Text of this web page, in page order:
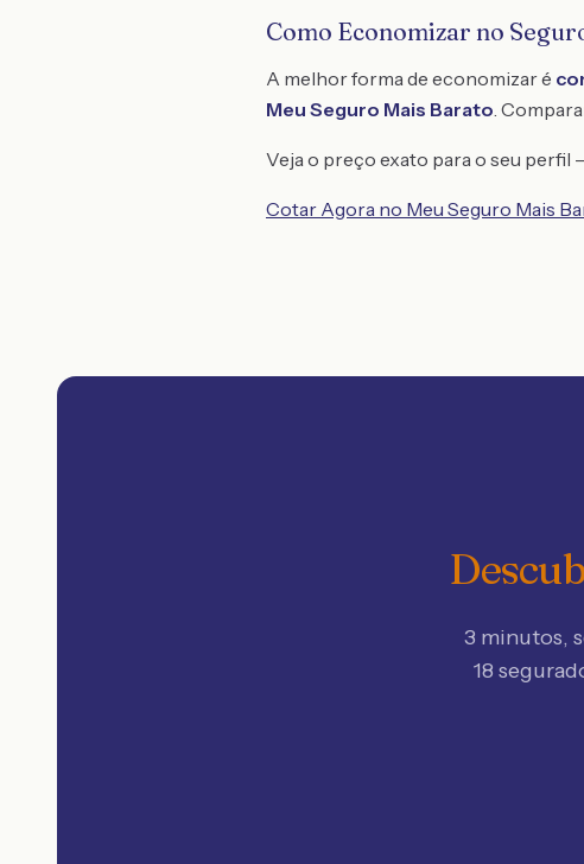
Como Economizar no
A melhor forma de economizar é
Meu Seguro Mais Barato.
Veja o preço exato para o seu perfil
Cotar Agora no Meu Seguro Mais
3 minutos,
18